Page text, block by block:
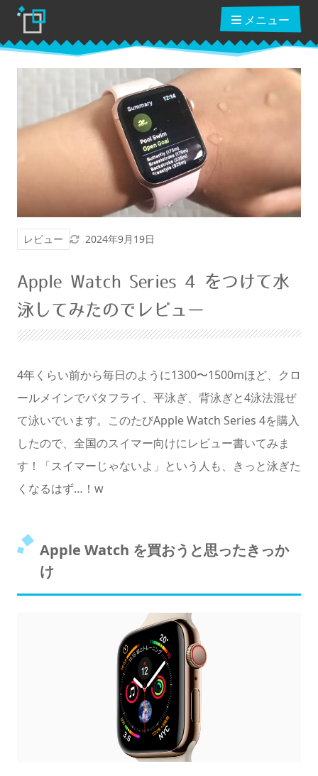
メニュー
ブログ
読んだ本
動画講座
クーポン
レビュー 更新日
2024年9月19日
Apple Watch Series 4 をつけて水
泳してみたのでレビュー
4年くらい前から毎日のように1300〜1500mほど、クロ
ールメインでバタフライ、平泳ぎ、背泳ぎと4泳法混ぜ
て泳いでいます。このたびApple Watch Series 4を購入
したので、全国のスイマー向けにレビュー書いてみま
す！「スイマーじゃないよ」という人も、きっと泳ぎた
くなるはず…！w
Apple Watch を買おうと思ったきっか
け